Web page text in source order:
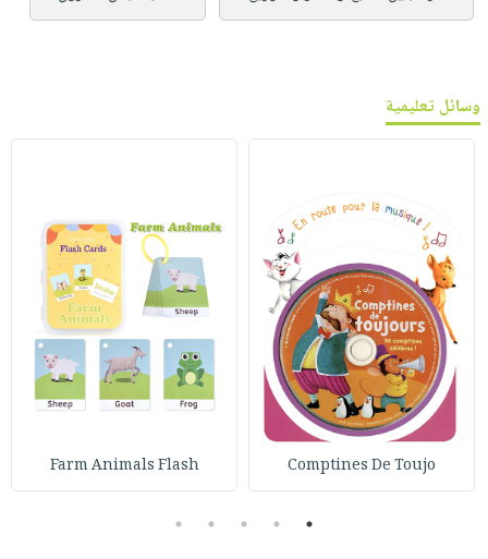
وسائل تعليمية
Comptines De Toujo
Farm Animals Flash
1
2
3
4
5